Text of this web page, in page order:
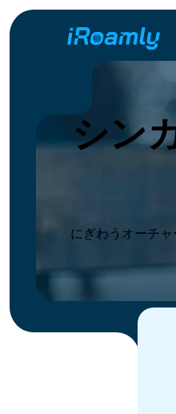
リージョ
シン
にぎわうオーチ